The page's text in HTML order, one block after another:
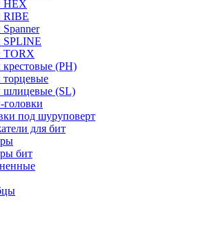
HEX
RIBE
SPLINE
TORX
(PH)
шлицевые (SL)
под шуруповерт
для бит
бит